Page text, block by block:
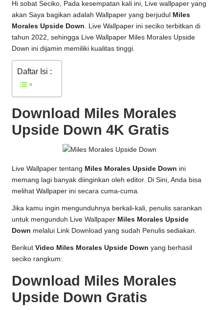
Hi sobat Seciko, Pada kesempatan kali ini, Live wallpaper yang
akan Saya bagikan adalah Wallpaper yang berjudul
Miles
Morales Upside Down. Live Wallpaper ini seciko terbitkan di
tahun 2022, sehingga Live Wallpaper Miles Morales Upside
Down ini dijamin memiliki kualitas tinggi.
Daftar Isi :
Download Miles Morales
Upside Down 4K Gratis
Live Wallpaper tentang Miles Morales Upside Down ini
memang lagi banyak diinginkan oleh editor. Di Sini, Anda bisa
melihat Wallpaper ini secara cuma-cuma.
Jika kamu ingin mengunduhnya berkali-kali, penulis sarankan
untuk mengunduh Live Wallpaper Miles Morales Upside
Down melalui Link Download yang sudah Penulis sediakan.
Berikut Video Miles Morales Upside Down yang berhasil
seciko rangkum:
Download Miles Morales
Upside Down Gratis